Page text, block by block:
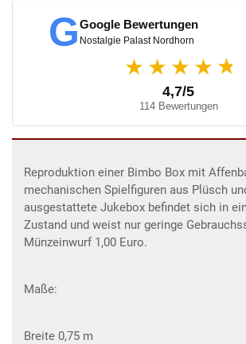
GGoogle Bewertungen
Nostalgie Palast Nordhorn
★★★★ ★
4,7/5
114 Bewertungen
Reproduktion einer Bimbo Box mit
mechanischen Spielfiguren aus Plüsch
ausgestattete Jukebox befindet sich in
Zustand und weist nur geringe
Münzeinwurf 1,00 Euro.
Maße:
Breite 0,75 m